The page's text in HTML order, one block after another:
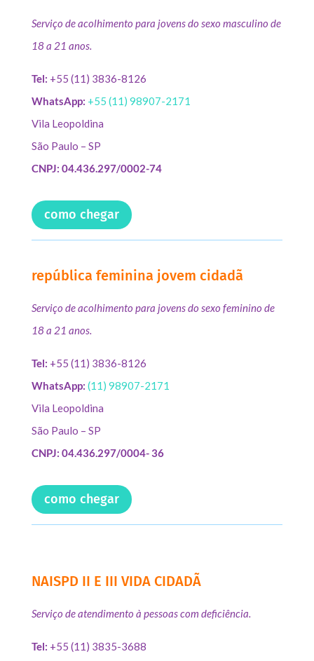
Serviço de acolhimento para jovens do sexo masculino de
18 a 21 anos.
Tel: +55 (11) 3836-8126
WhatsApp: +55 (11) 98907-2171
Vila Leopoldina
São Paulo – SP
CNPJ: 04.436.297/0002-74
como chegar
república feminina jovem cidadã
Serviço de acolhimento para jovens do sexo feminino de
18 a 21 anos.
Tel: +55 (11) 3836-8126
WhatsApp: (11) 98907-2171
Vila Leopoldina
São Paulo – SP
CNPJ: 04.436.297/0004- 36
como chegar
NAISPD II E III VIDA CIDADÃ
Serviço de atendimento à pessoas com deficiência.
Tel: +55 (11) 3835-3688